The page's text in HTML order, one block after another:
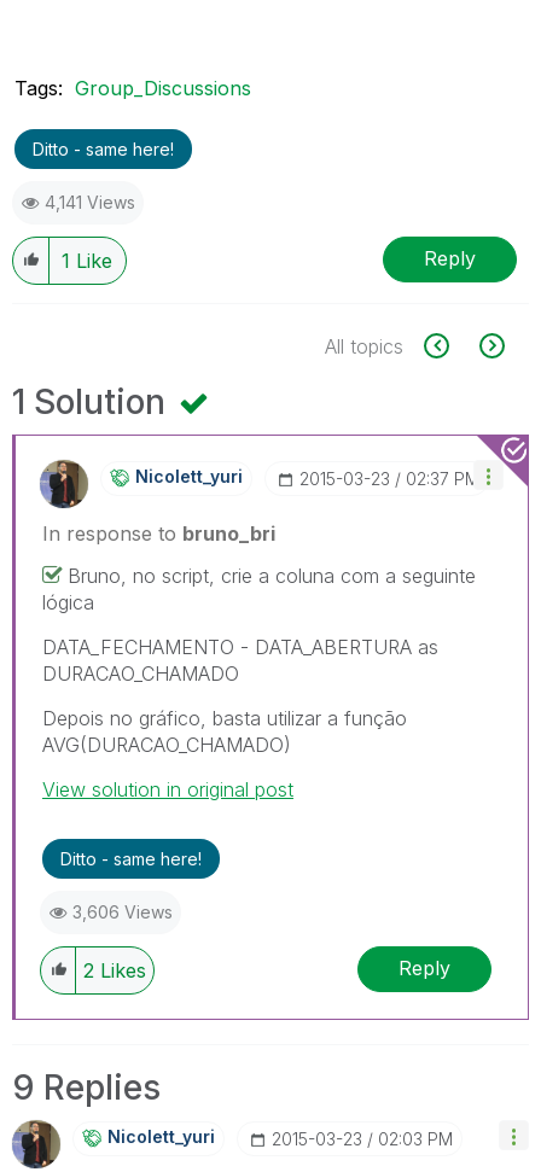
Tags: Group_Discussions
Ditto - same here!
4,141 Views
1 Like Reply
All topics
1 Solution
Nicolett_yuri ‎2015-03-23 02:37 PM
In response to bruno_bri
Bruno, no script, crie a coluna com a seguinte
lógica
DATA_FECHAMENTO - DATA_ABERTURA as
DURACAO_CHAMADO
Depois no gráfico, basta utilizar a função
AVG(DURACAO_CHAMADO)
View solution in original post
Ditto - same here!
3,606 Views
2 Likes Reply
9 Replies
Nicolett_yuri ‎2015-03-23 02:03 PM